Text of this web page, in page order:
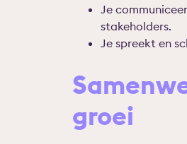
Je
stakeholders.
Je spreekt en
groei